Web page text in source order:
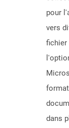
pour
vers
fichier
dans